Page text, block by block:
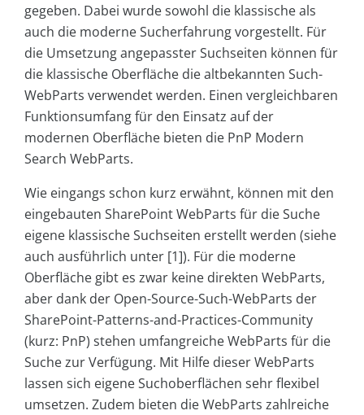
gegeben. Dabei wurde sowohl die klassische als
auch die moderne Sucherfahrung vorgestellt. Für
die Umsetzung angepasster Suchseiten können für
die klassische Oberfläche die altbekannten Such-
WebParts verwendet werden. Einen vergleichbaren
Funktionsumfang für den Einsatz auf der
modernen Oberfläche bieten die PnP Modern
Search WebParts.
Wie eingangs schon kurz erwähnt, können mit den
eingebauten SharePoint WebParts für die Suche
eigene klassische Suchseiten erstellt werden (siehe
auch ausführlich unter [1]). Für die moderne
Oberfläche gibt es zwar keine direkten WebParts,
aber dank der Open-Source-Such-WebParts der
SharePoint-Patterns-and-Practices-Community
(kurz: PnP) stehen umfangreiche WebParts für die
Suche zur Verfügung. Mit Hilfe dieser WebParts
lassen sich eigene Suchoberflächen sehr flexibel
umsetzen. Zudem bieten die WebParts zahlreiche